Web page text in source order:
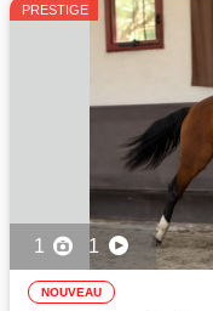
PRESTIGE
1 1
NOUVEAU